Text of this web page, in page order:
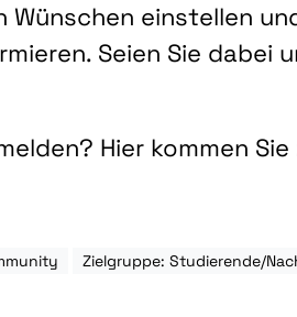
Wünschen einstellen
Seien Sie dabei
Hier kommen Sie
Zielgruppe: Studierende/